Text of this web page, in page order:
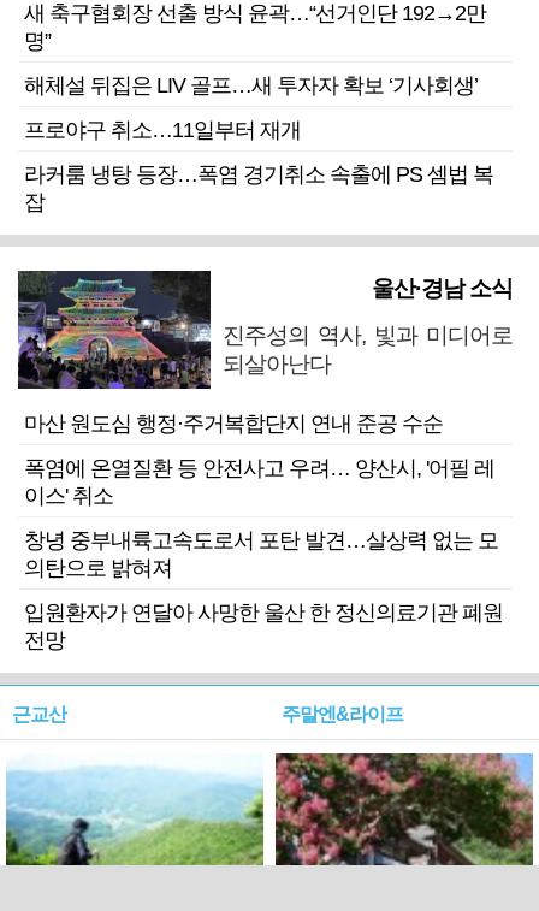
새 축구협회장 선출 방식 윤곽…“선거인단 192→2만
명”
해체설 뒤집은 LIV 골프…새 투자자 확보 ‘기사회생’
프로야구 취소…11일부터 재개
라커룸 냉탕 등장…폭염 경기취소 속출에 PS 셈법 복
잡
울산·경남 소식
진주성의 역사, 빛과 미디어로
되살아난다
마산 원도심 행정·주거복합단지 연내 준공 수순
폭염에 온열질환 등 안전사고 우려… 양산시, '어필 레
이스' 취소
창녕 중부내륙고속도로서 포탄 발견…살상력 없는 모
의탄으로 밝혀져
입원환자가 연달아 사망한 울산 한 정신의료기관 폐원
전망
근교산 주말엔&라이프